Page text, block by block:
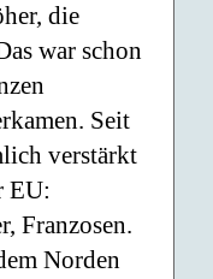
die
war schon
Seit
verstärkt
EU:
Franzosen.
Norden